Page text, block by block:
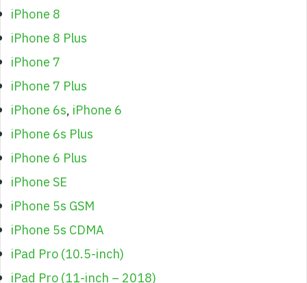
iPhone 8
iPhone 8 Plus
iPhone 7
iPhone 7 Plus
iPhone 6s, iPhone 6
iPhone 6s Plus
iPhone 6 Plus
iPhone SE
iPhone 5s GSM
iPhone 5s CDMA
iPad Pro (10.5-inch)
iPad Pro (11-inch – 2018)